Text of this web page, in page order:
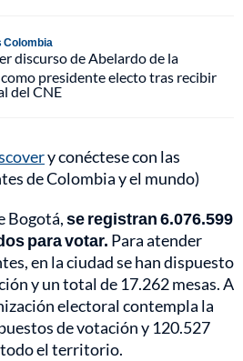
Colombia
discurso de Abelardo de la
presidente electo tras recibir
del CNE
y conéctese con las
de Colombia y el mundo)
Bogotá,se registran 6.076.599
para votar. Para atender
en la ciudad se han dispuesto
y un total de 17.262 mesas. A
electoral contempla la
de votación y 120.527
el territorio.